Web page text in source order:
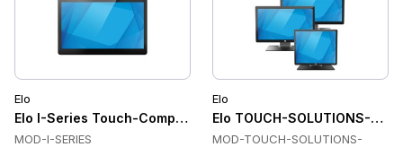
Elo
Elo I-Series Touch-Computer All-in-One, Projektive
MOD-I-SERIES
Elo
Elo TOUCH-SOLUTIONS-
MOD-TOUCH-SOLUTIONS-